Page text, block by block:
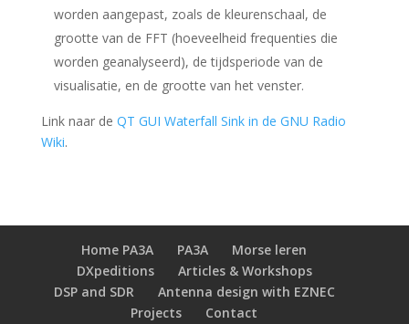
worden aangepast, zoals de kleurenschaal, de
grootte van de FFT (hoeveelheid frequenties die
worden geanalyseerd), de tijdsperiode van de
visualisatie, en de grootte van het venster.
Link naar de QT GUI Waterfall Sink in de GNU Radio
Wiki.
Home PA3A PA3A
Morse leren
DXpeditions
Articles & Workshops
DSP and SDR
Antenna design with EZNEC
Projects
Contact